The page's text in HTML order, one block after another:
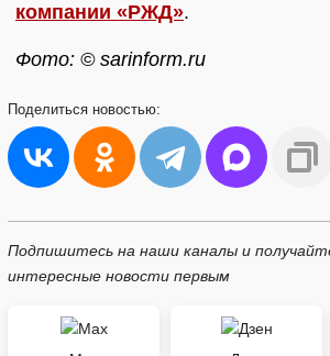
компании «РЖД».
Фото: © sarinform.ru
Поделиться новостью:
Подпишитесь на наши каналы и
интересные новости первым